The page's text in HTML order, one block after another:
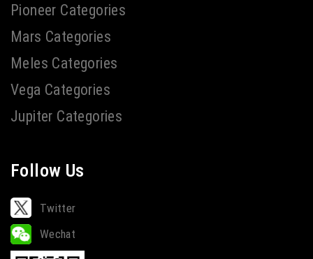
Pioneer Categories
Mars Categories
Meles Categories
Vega Categories
Jupiter Categories
Follow Us
Twitter
Wechat